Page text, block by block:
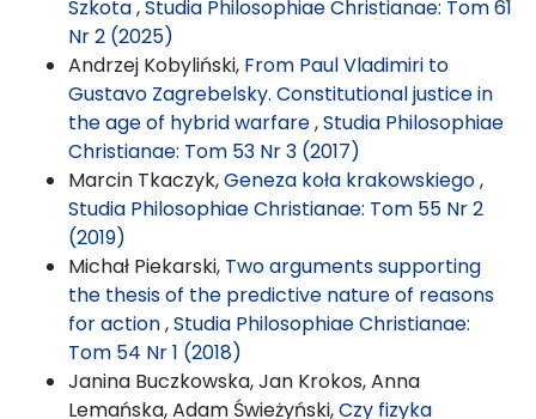
Szkota,Studia Philosophiae Christianae: Tom 61
Nr 2 (2025)
Andrzej Kobyliński, From Paul Vladimiri to
Gustavo Zagrebelsky. Constitutional justice in
the age of hybrid warfare,Studia Philosophiae
Christianae: Tom 53 Nr 3 (2017)
Marcin Tkaczyk,Geneza koła krakowskiego,
Studia Philosophiae Christianae: Tom 55 Nr 2
(2019)
Michał Piekarski, Two arguments supporting
the thesis of the predictive nature of reasons
for action,Studia Philosophiae Christianae:
Tom 54 Nr 1 (2018)
Janina Buczkowska, Jan Krokos, Anna
Lemańska, Adam Świeżyński,Czy fizyka